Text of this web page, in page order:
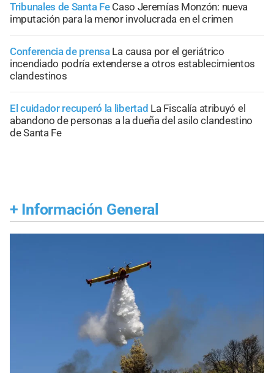
Tribunales de Santa Fe Caso Jeremías Monzón: nueva
imputación para la menor involucrada en el crimen
Conferencia de prensa La causa por el geriátrico
incendiado podría extenderse a otros establecimientos
clandestinos
El cuidador recuperó la libertad La Fiscalía atribuyó el
abandono de personas a la dueña del asilo clandestino
de Santa Fe
+ Información General